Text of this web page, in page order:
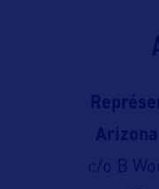
c/o B